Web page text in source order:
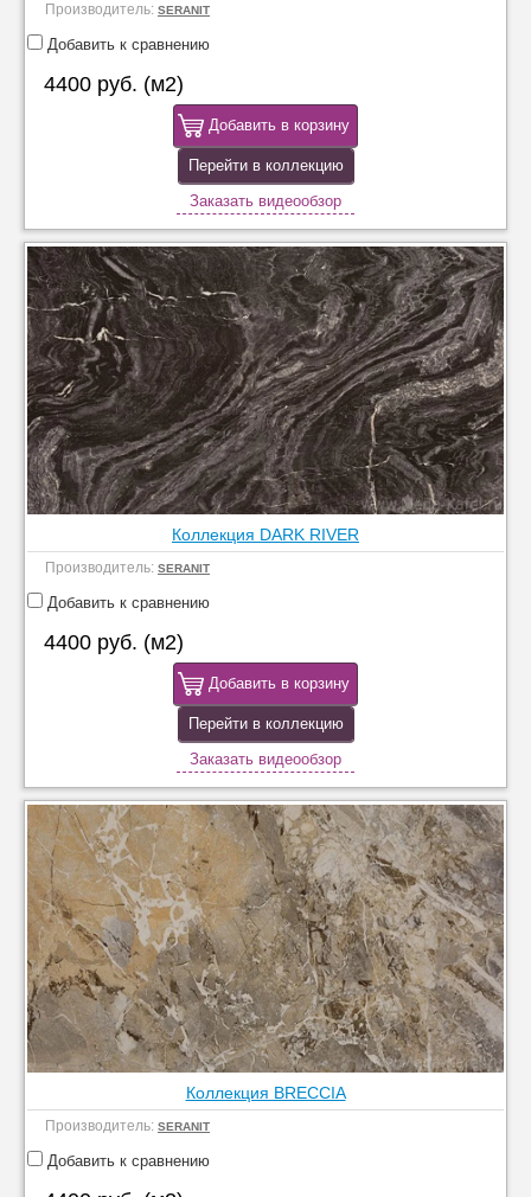
Производитель: SERANIT
Добавить к сравнению
4400 руб. (м2)
Добавить в корзину
Перейти в коллекцию
Заказать видеообзор
Коллекция DARK RIVER
Производитель: SERANIT
Добавить к сравнению
4400 руб. (м2)
Добавить в корзину
Перейти в коллекцию
Заказать видеообзор
Коллекция BRECCIA
Производитель: SERANIT
Добавить к сравнению